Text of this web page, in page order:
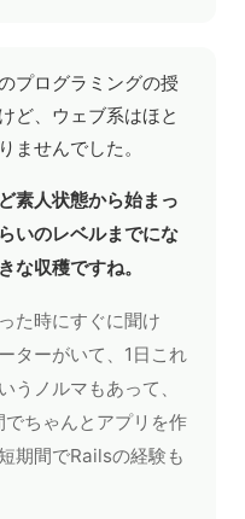
プログラミングの授
ど、ウェブ系はほと
ませんでした。
素人状態から始まっ
いのレベルまでにな
な収穫ですね。
た時にすぐに聞け
ターがいて、1日これ
うノルマもあって、
ちゃんとアプリを作
期間でRailsの経験も